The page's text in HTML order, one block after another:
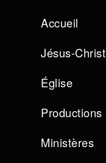
Accueil
Jésus-Christ
Église
Productions
Ministères